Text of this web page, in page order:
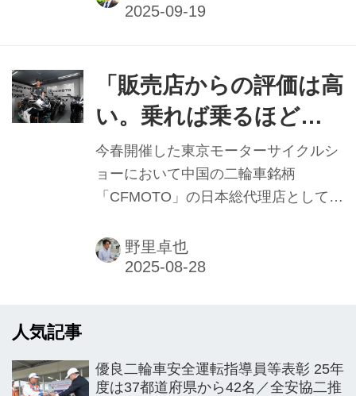
は、1998年に新卒入社して以来の生え
の大隅氏は今、BMWモトラッドの進
撃をどう見ているのだろうか。
「販売店からの評価は高
い。乗れば乗るほど魅
了される」
今春開催した東京モーターサイクルシ
ョーにおいて中国の二輪車銘柄
「CFMOTO」の日本総代理店としてブ
クルジャパン(株)。出展当時はランド
スケープ(株)だったが、イベント後に
度が上がった」と、破顔する佐藤芳樹
代表。同社が取扱いを始めたのは2023
野里卓也
人気記事
優良二輪車安全運転指導員等表彰 25年
度は37都道府県から42名／全安協二推